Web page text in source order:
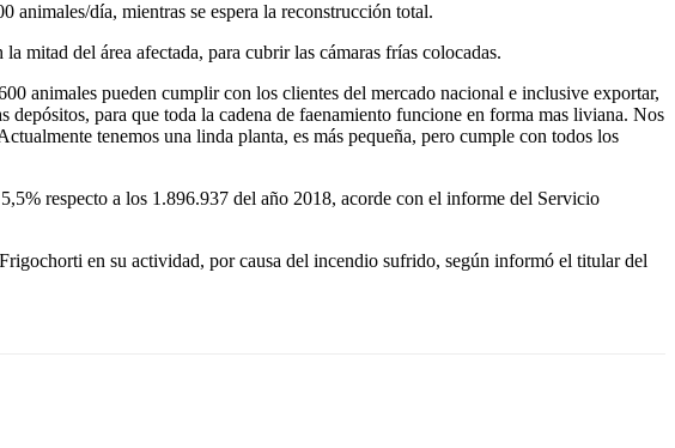
animales/día, mientras se espera la reconstrucción total.
mitad del área afectada, para cubrir las cámaras frías colocadas.
animales pueden cumplir con los clientes del mercado nacional e inclusive exportar,
para que toda la cadena de faenamiento funcione en forma mas liviana. Nos
tenemos una linda planta, es más pequeña, pero cumple con todos los
respecto a los 1.896.937 del año 2018, acorde con el informe del Servicio
en su actividad, por causa del incendio sufrido, según informó el titular del